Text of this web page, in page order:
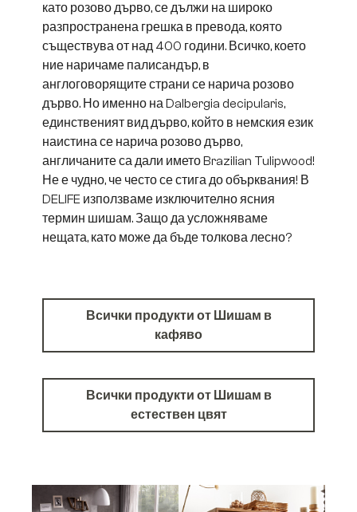
като розово дърво, се дължи на широко
разпространена грешка в превода, която
съществува от над 400 години. Всичко, което
ние наричаме палисандър, в
англоговорящите страни се нарича розово
дърво. Но именно на Dalbergia decipularis,
единственият вид дърво, който в немския език
наистина се нарича розово дърво,
англичаните са дали името Brazilian Tulipwood!
Не е чудно, че често се стига до обърквания! В
DELIFE използваме изключително ясния
термин шишам. Защо да усложняваме
нещата, като може да бъде толкова лесно?
Всички продукти от Шишам в
кафяво
Всички продукти от Шишам в
естествен цвят